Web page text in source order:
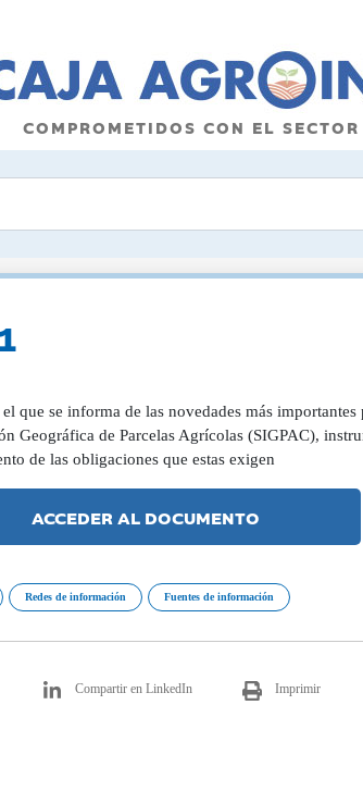
COMPROMETIDOS CON EL SECTOR
que se informa de las novedades más
Geográfica de Parcelas Agrícolas (SIGPAC),
de las obligaciones que estas exigen
ACCEDER AL DOCUMENTO
Redes de información Fuentes de información
Compartir en LinkedIn Imprimir